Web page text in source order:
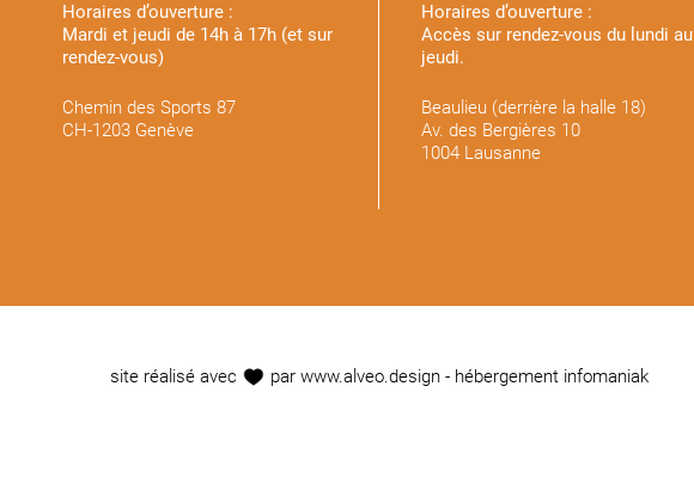
Horaires d’ouverture :
Mardi et jeudi de 14h à 17h (et sur
rendez-vous)
Chemin des Sports 87
CH-1203 Genève
Horaires d’ouverture :
Accès sur rendez-vous du lundi au
jeudi.
Beaulieu (derrière la halle 18)
Av. des Bergières 10
1004 Lausanne
site réalisé avec par www.alveo.design - hébergement infomaniak